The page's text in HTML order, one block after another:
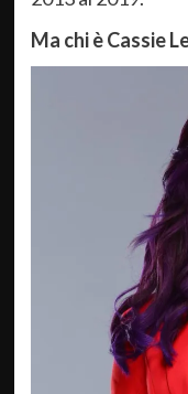
Ma chi è Cassie